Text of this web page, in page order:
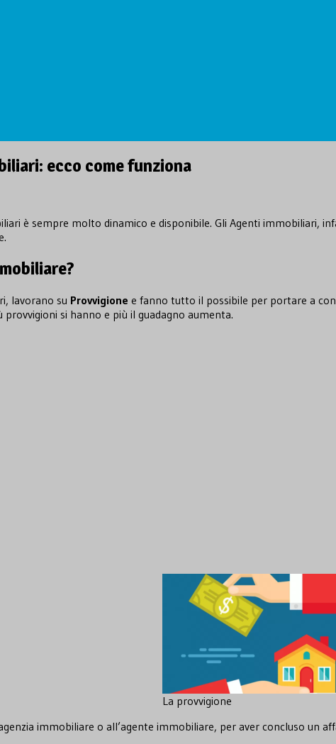
ecco come funziona
è sempre molto dinamico e disponibile. Gli Agenti immobiliari,
lavorano su Provvigione e fanno tutto il possibile per portare a
si hanno e più il guadagno aumenta.
La provvigione
immobiliare o all’agente immobiliare, per aver concluso un